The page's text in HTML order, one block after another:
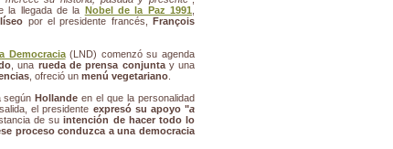
la llegada de la Nobel de la Paz 1991
por el presidente francés,François
Democracia(LND) comenzó su agenda
, una rueda de prensa conjuntay una
, ofreció un menú vegetariano
segúnHollande en el que la personalidad
el presidente expresó su apoyo "a
de suintención de hacer todo lo
proceso conduzca a una democracia